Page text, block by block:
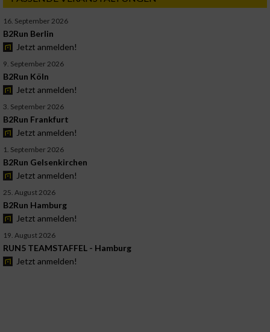
16. September 2026
B2Run Berlin
Jetzt anmelden!
9. September 2026
B2Run Köln
Jetzt anmelden!
3. September 2026
B2Run Frankfurt
Jetzt anmelden!
1. September 2026
B2Run Gelsenkirchen
Jetzt anmelden!
25. August 2026
B2Run Hamburg
Jetzt anmelden!
19. August 2026
RUN5 TEAMSTAFFEL - Hamburg
Jetzt anmelden!